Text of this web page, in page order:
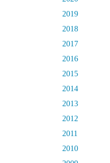
2019
2018
2017
2016
2015
2014
2013
2012
2011
2010